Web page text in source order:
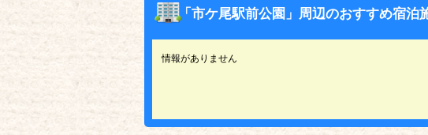
「市ケ尾駅前公園」周辺のおすすめ宿泊
情報がありません